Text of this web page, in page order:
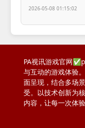
2026-05-08 01:15:02
PA视讯游戏官网
与互动的游戏体验
面呈现，结合多场
受。以技术创新为
内容，让每一次体